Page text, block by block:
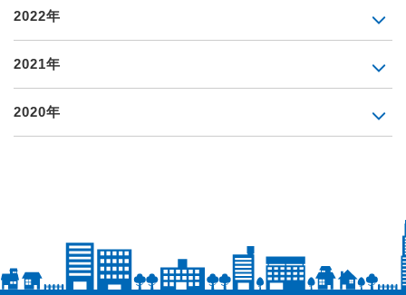
2022年
2021年
2020年